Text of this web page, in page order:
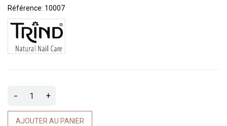
Référence: 10007
- +
AJOUTER AU PANIER